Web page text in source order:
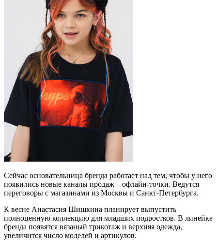
Сейчас основательница бренда работает над тем, чтобы у него
появились новые каналы продаж – офлайн-точки. Ведутся
переговоры с магазинами из Москвы и Санкт-Петербурга.
К весне Анастасия Шишкина планирует выпустить
полноценную коллекцию для младших подростков. В линейке
бренда появятся вязаный трикотаж и верхняя одежда,
увеличится число моделей и артикулов.